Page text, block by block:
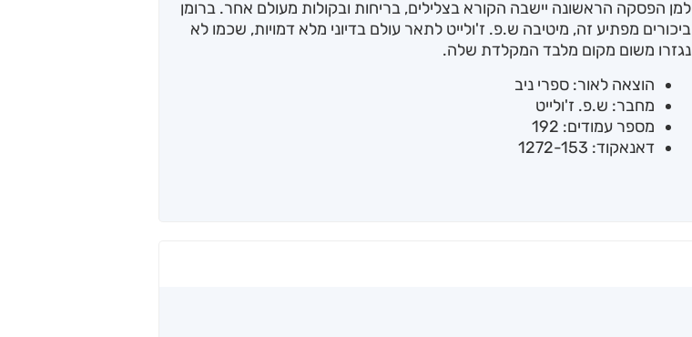
למן הפסקה הראשונה יישבה הקורא בצלילים, בריחות ובקולות מעולם אחר. ברומן
ביכורים מפתיע זה, מיטיבה ש.פ. ז'ולייט לתאר עולם בדיוני מלא דמויות, שכמו לא
נגזרו משום מקום מלבד המקלדת שלה.
הוצאה לאור: ספרי ניב
מחבר: ש.פ. ז'ולייט
מספר עמודים: 192
דאנאקוד: 1272-153